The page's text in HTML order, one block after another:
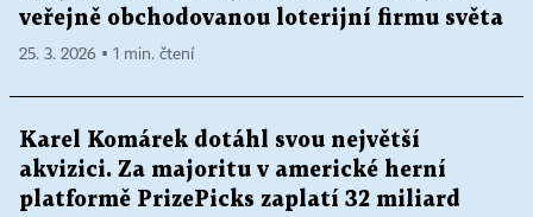
veřejně obchodovanou loterijní firmu světa
25. 3. 2026 ▪ 1 min. čtení
Karel Komárek dotáhl svou největší
akvizici. Za majoritu v americké herní
platformě PrizePicks zaplatí 32 miliard